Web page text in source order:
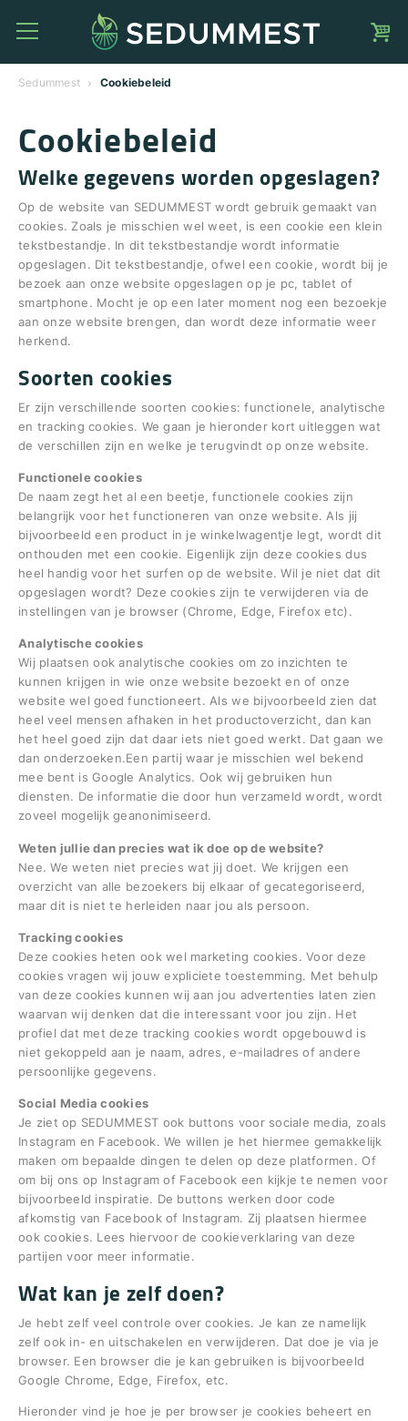
Sedummest Cookiebeleid
Cookiebeleid
Welke gegevens worden opgeslagen?
Op de website van SEDUMMEST wordt gebruik gemaakt van
cookies. Zoals je misschien wel weet, is een cookie een klein
tekstbestandje. In dit tekstbestandje wordt informatie
opgeslagen. Dit tekstbestandje, ofwel een cookie, wordt bij je
bezoek aan onze website opgeslagen op je pc, tablet of
smartphone. Mocht je op een later moment nog een bezoekje
aan onze website brengen, dan wordt deze informatie weer
herkend.
Soorten cookies
Er zijn verschillende soorten cookies: functionele, analytische
en tracking cookies. We gaan je hieronder kort uitleggen wat
de verschillen zijn en welke je terugvindt op onze website.
Functionele cookies
De naam zegt het al een beetje, functionele cookies zijn
belangrijk voor het functioneren van onze website. Als jij
bijvoorbeeld een product in je winkelwagentje legt, wordt dit
onthouden met een cookie. Eigenlijk zijn deze cookies dus
heel handig voor het surfen op de website. Wil je niet dat dit
opgeslagen wordt? Deze cookies zijn te verwijderen via de
instellingen van je browser (Chrome, Edge, Firefox etc).
Analytische cookies
Wij plaatsen ook analytische cookies om zo inzichten te
kunnen krijgen in wie onze website bezoekt en of onze
website wel goed functioneert. Als we bijvoorbeeld zien dat
heel veel mensen afhaken in het productoverzicht, dan kan
het heel goed zijn dat daar iets niet goed werkt. Dat gaan we
dan onderzoeken.Een partij waar je misschien wel bekend
mee bent is Google Analytics. Ook wij gebruiken hun
diensten. De informatie die door hun verzameld wordt, wordt
zoveel mogelijk geanonimiseerd.
Weten jullie dan precies wat ik doe op de website?
Nee. We weten niet precies wat jij doet. We krijgen een
overzicht van alle bezoekers bij elkaar of gecategoriseerd,
maar dit is niet te herleiden naar jou als persoon.
Tracking cookies
Deze cookies heten ook wel marketing cookies. Voor deze
cookies vragen wij jouw expliciete toestemming. Met behulp
van deze cookies kunnen wij aan jou advertenties laten zien
waarvan wij denken dat die interessant voor jou zijn. Het
profiel dat met deze tracking cookies wordt opgebouwd is
niet gekoppeld aan je naam, adres, e-mailadres of andere
persoonlijke gegevens.
Social Media cookies
Je ziet op SEDUMMEST ook buttons voor sociale media, zoals
Instagram en Facebook. We willen je het hiermee gemakkelijk
maken om bepaalde dingen te delen op deze platformen. Of
om bij ons op Instagram of Facebook een kijkje te nemen voor
bijvoorbeeld inspiratie. De buttons werken door code
afkomstig van Facebook of Instagram. Zij plaatsen hiermee
ook cookies. Lees hiervoor de cookieverklaring van deze
partijen voor meer informatie.
Wat kan je zelf doen?
Je hebt zelf veel controle over cookies. Je kan ze namelijk
zelf ook in- en uitschakelen en verwijderen. Dat doe je via je
browser. Een browser die je kan gebruiken is bijvoorbeeld
Google Chrome, Edge, Firefox, etc.
Hieronder vind je hoe je per browser je cookies beheert en